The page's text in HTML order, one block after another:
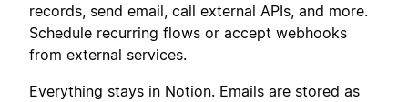
records, send email, call external APIs, and more.
Schedule recurring flows or accept webhooks
from external services.
Everything stays in Notion. Emails are stored as